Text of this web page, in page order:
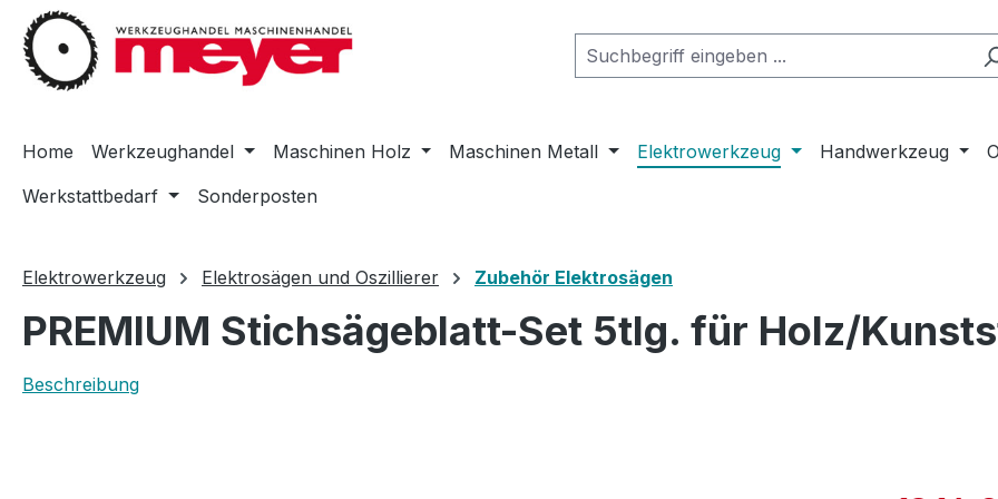
Hauptinhalt springen
Zur Suche springen
Zur Hauptnavigation springen
Home Werkzeughandel Maschinen Holz Maschinen Metall Elektrowerkzeug Handwerkzeug
Werkstattbedarf
Sonderposten
Elektrowerkzeug Elektrosägen und Oszillierer Zubehör Elektrosägen
PREMIUM Stichsägeblatt-Set 5tlg. für Holz/
Beschreibung